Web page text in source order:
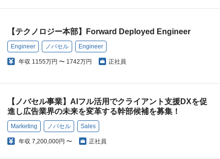
【テクノロジー本部】Forward Deployed Engineer
Engineer ノバセル Engineer
年収 1155万円 〜 1742万円 正社員
【ノバセル事業】AIフル活用でクライアント支援DXを促
進し広告業界の未来を変革する幹部候補を募集！
Marketing ノバセル Sales
年収 7,200,000円 〜 正社員